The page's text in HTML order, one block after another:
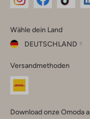
Instagram
Facebook
TikTok
Wähle dein Land
DEUTSCHLAND
dein
Land
Versandmethoden
Download onze Omoda